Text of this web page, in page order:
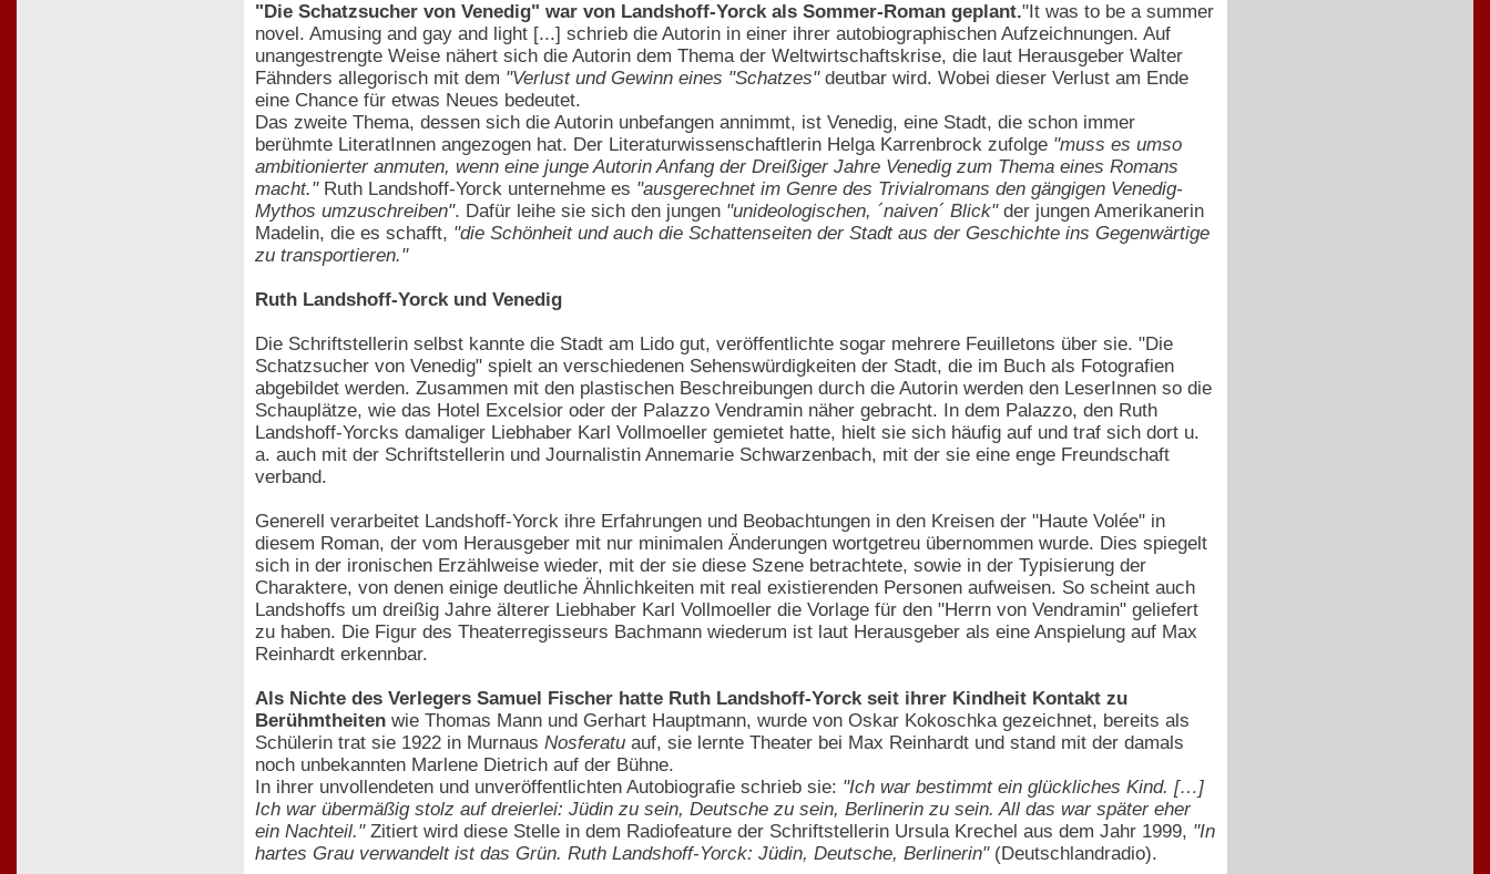
"Die Schatzsucher von Venedig" war von Landshoff-Yorck als Sommer-Roman geplant."It was to be a summer
novel. Amusing and gay and light [...] schrieb die Autorin in einer ihrer autobiographischen Aufzeichnungen. Auf
unangestrengte Weise nähert sich die Autorin dem Thema der Weltwirtschaftskrise, die laut Herausgeber Walter
Fähnders allegorisch mit dem "Verlust und Gewinn eines "Schatzes"deutbar wird. Wobei dieser Verlust am Ende
eine Chance für etwas Neues bedeutet.
Das zweite Thema, dessen sich die Autorin unbefangen annimmt, ist Venedig, eine Stadt, die schon immer
berühmte LiteratInnen angezogen hat. Der Literaturwissenschaftlerin Helga Karrenbrock zufolge "muss es umso
ambitionierter anmuten, wenn eine junge Autorin Anfang der Dreißiger Jahre Venedig zum Thema eines Romans
macht."Ruth Landshoff-Yorck unternehme es "ausgerechnet im Genre des Trivialromans den gängigen Venedig-
Mythos umzuschreiben". Dafür leihe sie sich den jungen "unideologischen, ´naiven´ Blick"der jungen Amerikanerin
Madelin, die es schafft, "die Schönheit und auch die Schattenseiten der Stadt aus der Geschichte ins Gegenwärtige
zu transportieren."
Ruth Landshoff-Yorck und Venedig
Die Schriftstellerin selbst kannte die Stadt am Lido gut, veröffentlichte sogar mehrere Feuilletons über sie. "Die
Schatzsucher von Venedig" spielt an verschiedenen Sehenswürdigkeiten der Stadt, die im Buch als Fotografien
abgebildet werden. Zusammen mit den plastischen Beschreibungen durch die Autorin werden den LeserInnen so die
Schauplätze, wie das Hotel Excelsior oder der Palazzo Vendramin näher gebracht. In dem Palazzo, den Ruth
Landshoff-Yorcks damaliger Liebhaber Karl Vollmoeller gemietet hatte, hielt sie sich häufig auf und traf sich dort u.
a. auch mit der Schriftstellerin und Journalistin Annemarie Schwarzenbach, mit der sie eine enge Freundschaft
verband.
Generell verarbeitet Landshoff-Yorck ihre Erfahrungen und Beobachtungen in den Kreisen der "Haute Volée" in
diesem Roman, der vom Herausgeber mit nur minimalen Änderungen wortgetreu übernommen wurde. Dies spiegelt
sich in der ironischen Erzählweise wieder, mit der sie diese Szene betrachtete, sowie in der Typisierung der
Charaktere, von denen einige deutliche Ähnlichkeiten mit real existierenden Personen aufweisen. So scheint auch
Landshoffs um dreißig Jahre älterer Liebhaber Karl Vollmoeller die Vorlage für den "Herrn von Vendramin" geliefert
zu haben. Die Figur des Theaterregisseurs Bachmann wiederum ist laut Herausgeber als eine Anspielung auf Max
Reinhardt erkennbar.
Als Nichte des Verlegers Samuel Fischer hatte Ruth Landshoff-Yorck seit ihrer Kindheit Kontakt zu
Berühmtheiten wie Thomas Mann und Gerhart Hauptmann, wurde von Oskar Kokoschka gezeichnet, bereits als
Schülerin trat sie 1922 in Murnaus Nosferatu auf, sie lernte Theater bei Max Reinhardt und stand mit der damals
noch unbekannten Marlene Dietrich auf der Bühne.
In ihrer unvollendeten und unveröffentlichten Autobiografie schrieb sie: "Ich war bestimmt ein glückliches Kind. […]
Ich war übermäßig stolz auf dreierlei: Jüdin zu sein, Deutsche zu sein, Berlinerin zu sein. All das war später eher
ein Nachteil."Zitiert wird diese Stelle in dem Radiofeature der Schriftstellerin Ursula Krechel aus dem Jahr 1999, "In
hartes Grau verwandelt ist das Grün. Ruth Landshoff-Yorck: Jüdin, Deutsche, Berlinerin"(Deutschlandradio).